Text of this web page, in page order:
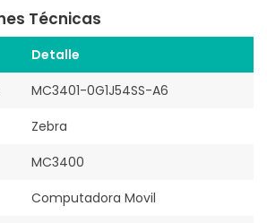
Técnicas
Detalle
MC3401-0G1J54SS-A6
Zebra
MC3400
Computadora Movil